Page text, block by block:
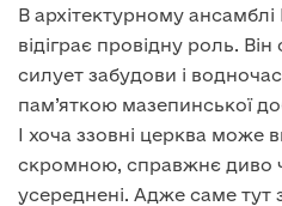
В архітектурному
відіграє провідну роль.
силует забудови і
пам’яткою мазепинської
І хоча ззовні церква може
скромною, справжнє диво
усереднені. Адже саме тут